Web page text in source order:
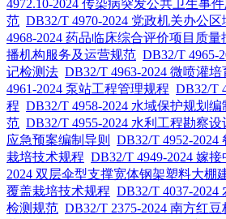
4972.10-2024 传染病突发公共卫生事
范 DB32/T 4970-2024 党政机关办公
4968-2024 药品临床综合评价项目质量
播机构服务及运营规范 DB32/T 4965-
记检测法 DB32/T 4963-2024 微喷灌
4961-2024 泵站工程管理规程 DB32/T
程 DB32/T 4958-2024 水域保护规划编
范 DB32/T 4955-2024 水利工程勘察
应急预案编制导则
DB32/T 4952-
栽培技术规程 DB32/T 4949-2024 嫁
2024 双层伞型支撑宽体钢架塑料大棚
覆盖栽培技术规程 DB32/T 4037-
检测规范 DB32/T 2375-2024 南方红